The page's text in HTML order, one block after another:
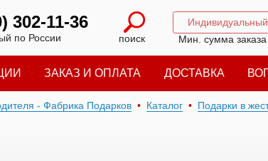
302-11-36
по России поиск
Мин. сумма
ЗАКАЗ И ОПЛАТА ДОСТАВКА
- Фабрика Подарков Каталог Подарки в